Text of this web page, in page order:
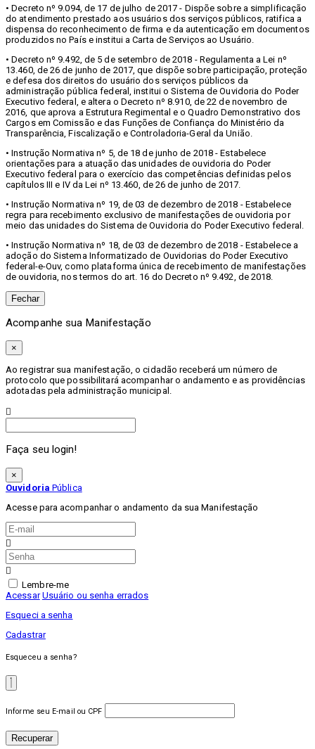
• Decreto nº 9.094, de 17 de julho de 2017 - Dispõe sobre a simplificação
do atendimento prestado aos usuários dos serviços públicos, ratifica a
dispensa do reconhecimento de firma e da autenticação em documentos
produzidos no País e institui a Carta de Serviços ao Usuário.
• Decreto nº 9.492, de 5 de setembro de 2018 - Regulamenta a Lei nº
13.460, de 26 de junho de 2017, que dispõe sobre participação, proteção
e defesa dos direitos do usuário dos serviços públicos da
administração pública federal, institui o Sistema de Ouvidoria do Poder
Executivo federal, e altera o Decreto nº 8.910, de 22 de novembro de
2016, que aprova a Estrutura Regimental e o Quadro Demonstrativo dos
Cargos em Comissão e das Funções de Confiança do Ministério da
Transparência, Fiscalização e Controladoria-Geral da União.
• Instrução Normativa nº 5, de 18 de junho de 2018 - Estabelece
orientações para a atuação das unidades de ouvidoria do Poder
Executivo federal para o exercício das competências definidas pelos
capítulos III e IV da Lei nº 13.460, de 26 de junho de 2017.
• Instrução Normativa nº 19, de 03 de dezembro de 2018 - Estabelece
regra para recebimento exclusivo de manifestações de ouvidoria por
meio das unidades do Sistema de Ouvidoria do Poder Executivo federal.
• Instrução Normativa nº 18, de 03 de dezembro de 2018 - Estabelece a
adoção do Sistema Informatizado de Ouvidorias do Poder Executivo
federal-e-Ouv, como plataforma única de recebimento de manifestações
de ouvidoria, nos termos do art. 16 do Decreto nº 9.492, de 2018.
Fechar
Acompanhe sua Manifestação
×
Ao registrar sua manifestação, o cidadão receberá um número de
protocolo que possibilitará acompanhar o andamento e as providências
adotadas pela administração municipal.
Faça seu login!
×
Ouvidoria Pública
Acesse para acompanhar o andamento da sua Manifestação
Lembre-me
Acessar Usuário ou senha errados
Esqueci a senha
Cadastrar
Esqueceu a senha?
Informe seu E-mail ou CPF
Recuperar